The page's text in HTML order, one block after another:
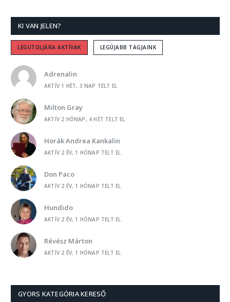
SAILOR-
Hoztam egy szál ibolyát
Talán
Levendulák a szélben
HORÁK ANDREA KANKALIN
PC-élet
HORÁK ANDREA KANKALIN-
Árva Marci
HORÁK ANDREA KANKALIN-
A mi kertünk
NAPFENY-
Hoztam egy szál ibolyát
TÓTH LÁSZLÓNÉ RITA -
TÓTH LÁSZLÓNÉ RITA
KI VAN JELEN?
LEGUTOLJÁRA AKTÍVAK LEGÚJABB TAGJAINK
Adrenalin
AKTÍV 1 HÉT, 3 NAP TELT EL
Milton Gray
AKTÍV 2 HÓNAP, 4 HÉT TELT EL
Horák Andrea Kankalin
AKTÍV 2 ÉV, 1 HÓNAP TELT EL
Don Paco
AKTÍV 2 ÉV, 1 HÓNAP TELT EL
Hundido
AKTÍV 2 ÉV, 1 HÓNAP TELT EL
Révész Márton
AKTÍV 2 ÉV, 1 HÓNAP TELT EL
AKTÍV 2 ÉV, 1 HÓNAP TELT EL
GYORS KATEGÓRIA KERESŐ